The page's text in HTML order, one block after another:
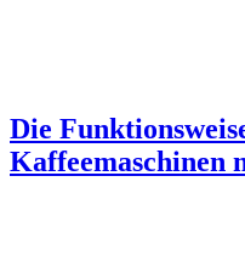
Die
Kaffeemaschinen